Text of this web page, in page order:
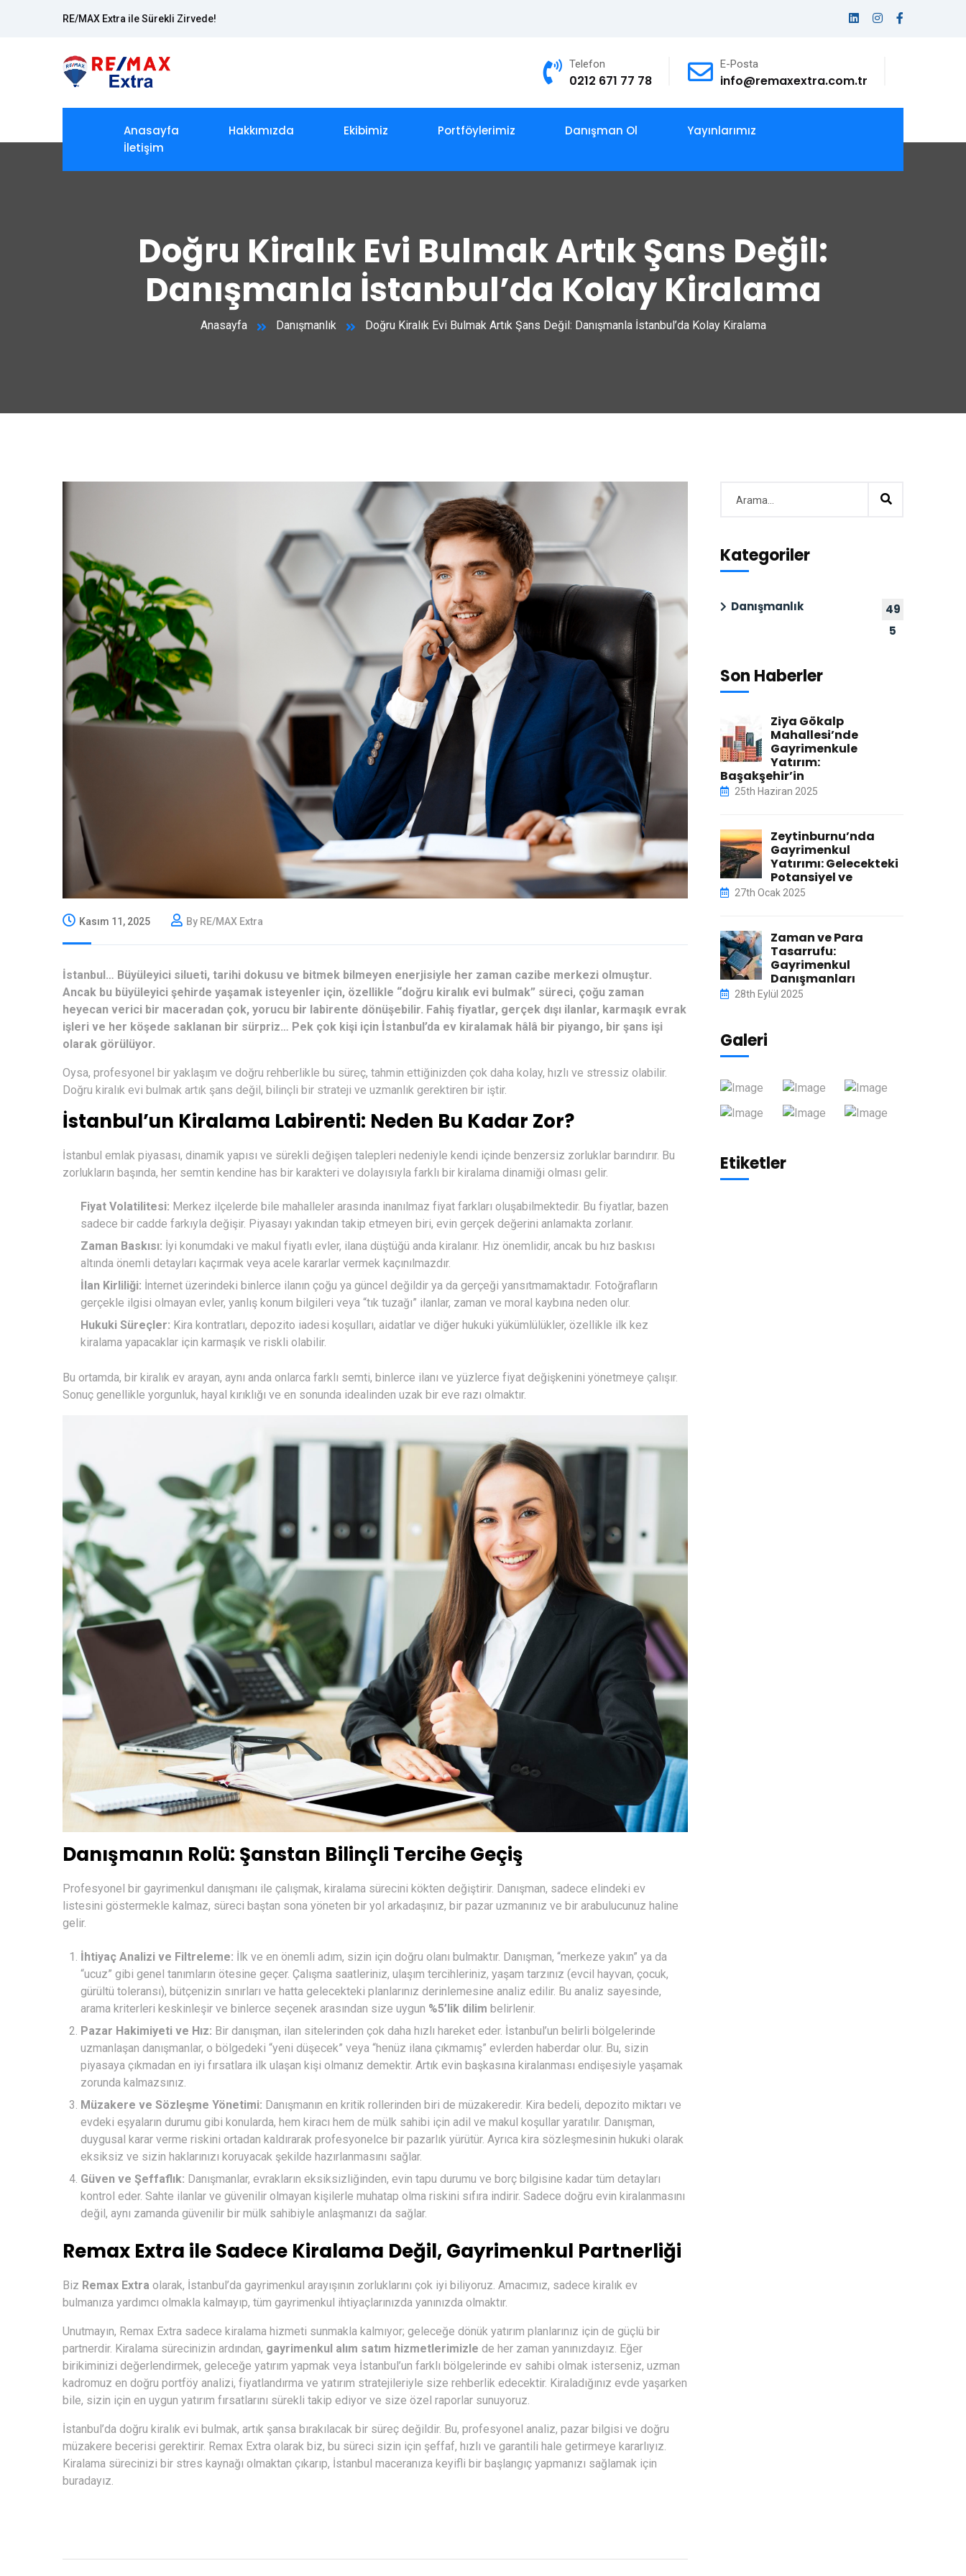
RE/MAX Extra ile Sürekli Zirvede!
Telefon
0212 671 77 78
E-Posta
info@remaxextra.com.tr
Anasayfa Hakkımızda Ekibimiz Portföylerimiz Danışman Ol
Yayınlarımız
İletişim
Doğru Kiralık Evi Bulmak Artık Şans Değil:
Danışmanla İstanbul’da Kolay Kiralama
Anasayfa Danışmanlık Doğru Kiralık Evi Bulmak Artık Şans Değil: Danışmanla İstanbul’da Kolay Kiralama
Kasım 11, 2025 By RE/MAX Extra
İstanbul… Büyüleyici silueti, tarihi dokusu ve bitmek bilmeyen enerjisiyle her zaman cazibe merkezi olmuştur.
Ancak bu büyüleyici şehirde yaşamak isteyenler için, özellikle “doğru kiralık evi bulmak” süreci, çoğu zaman
heyecan verici bir maceradan çok, yorucu bir labirente dönüşebilir. Fahiş fiyatlar, gerçek dışı ilanlar, karmaşık evrak
işleri ve her köşede saklanan bir sürpriz… Pek çok kişi için İstanbul’da ev kiralamak hâlâ bir piyango, bir şans işi
olarak görülüyor.
Oysa, profesyonel bir yaklaşım ve doğru rehberlikle bu süreç, tahmin ettiğinizden çok daha kolay, hızlı ve stressiz olabilir.
Doğru kiralık evi bulmak artık şans değil, bilinçli bir strateji ve uzmanlık gerektiren bir iştir.
İstanbul’un Kiralama Labirenti: Neden Bu Kadar Zor?
İstanbul emlak piyasası, dinamik yapısı ve sürekli değişen talepleri nedeniyle kendi içinde benzersiz zorluklar barındırır. Bu
zorlukların başında, her semtin kendine has bir karakteri ve dolayısıyla farklı bir kiralama dinamiği olması gelir.
Fiyat Volatilitesi: Merkez ilçelerde bile mahalleler arasında inanılmaz fiyat farkları oluşabilmektedir. Bu fiyatlar, bazen
sadece bir cadde farkıyla değişir. Piyasayı yakından takip etmeyen biri, evin gerçek değerini anlamakta zorlanır.
Zaman Baskısı: İyi konumdaki ve makul fiyatlı evler, ilana düştüğü anda kiralanır. Hız önemlidir, ancak bu hız baskısı
altında önemli detayları kaçırmak veya acele kararlar vermek kaçınılmazdır.
İlan Kirliliği: İnternet üzerindeki binlerce ilanın çoğu ya güncel değildir ya da gerçeği yansıtmamaktadır. Fotoğrafların
gerçekle ilgisi olmayan evler, yanlış konum bilgileri veya “tık tuzağı” ilanlar, zaman ve moral kaybına neden olur.
Hukuki Süreçler: Kira kontratları, depozito iadesi koşulları, aidatlar ve diğer hukuki yükümlülükler, özellikle ilk kez
kiralama yapacaklar için karmaşık ve riskli olabilir.
Bu ortamda, bir kiralık ev arayan, aynı anda onlarca farklı semti, binlerce ilanı ve yüzlerce fiyat değişkenini yönetmeye çalışır.
Sonuç genellikle yorgunluk, hayal kırıklığı ve en sonunda idealinden uzak bir eve razı olmaktır.
Danışmanın Rolü: Şanstan Bilinçli Tercihe Geçiş
Profesyonel bir gayrimenkul danışmanı ile çalışmak, kiralama sürecini kökten değiştirir. Danışman, sadece elindeki ev
listesini göstermekle kalmaz, süreci baştan sona yöneten bir yol arkadaşınız, bir pazar uzmanınız ve bir arabulucunuz haline
gelir.
İhtiyaç Analizi ve Filtreleme: İlk ve en önemli adım, sizin için doğru olanı bulmaktır. Danışman, “merkeze yakın” ya da
“ucuz” gibi genel tanımların ötesine geçer. Çalışma saatleriniz, ulaşım tercihleriniz, yaşam tarzınız (evcil hayvan, çocuk,
gürültü toleransı), bütçenizin sınırları ve hatta gelecekteki planlarınız derinlemesine analiz edilir. Bu analiz sayesinde,
arama kriterleri keskinleşir ve binlerce seçenek arasından size uygun %5’lik dilim belirlenir.
Pazar Hakimiyeti ve Hız: Bir danışman, ilan sitelerinden çok daha hızlı hareket eder. İstanbul’un belirli bölgelerinde
uzmanlaşan danışmanlar, o bölgedeki “yeni düşecek” veya “henüz ilana çıkmamış” evlerden haberdar olur. Bu, sizin
piyasaya çıkmadan en iyi fırsatlara ilk ulaşan kişi olmanız demektir. Artık evin başkasına kiralanması endişesiyle yaşamak
zorunda kalmazsınız.
Müzakere ve Sözleşme Yönetimi: Danışmanın en kritik rollerinden biri de müzakeredir. Kira bedeli, depozito miktarı ve
evdeki eşyaların durumu gibi konularda, hem kiracı hem de mülk sahibi için adil ve makul koşullar yaratılır. Danışman,
duygusal karar verme riskini ortadan kaldırarak profesyonelce bir pazarlık yürütür. Ayrıca kira sözleşmesinin hukuki olarak
eksiksiz ve sizin haklarınızı koruyacak şekilde hazırlanmasını sağlar.
Güven ve Şeffaflık: Danışmanlar, evrakların eksiksizliğinden, evin tapu durumu ve borç bilgisine kadar tüm detayları
kontrol eder. Sahte ilanlar ve güvenilir olmayan kişilerle muhatap olma riskini sıfıra indirir. Sadece doğru evin kiralanmasını
değil, aynı zamanda güvenilir bir mülk sahibiyle anlaşmanızı da sağlar.
Remax Extra ile Sadece Kiralama Değil, Gayrimenkul Partnerliği
Biz Remax Extra olarak, İstanbul’da gayrimenkul arayışının zorluklarını çok iyi biliyoruz. Amacımız, sadece kiralık ev
bulmanıza yardımcı olmakla kalmayıp, tüm gayrimenkul ihtiyaçlarınızda yanınızda olmaktır.
Unutmayın, Remax Extra sadece kiralama hizmeti sunmakla kalmıyor; geleceğe dönük yatırım planlarınız için de güçlü bir
partnerdir. Kiralama sürecinizin ardından, gayrimenkul alım satım hizmetlerimizle de her zaman yanınızdayız. Eğer
birikiminizi değerlendirmek, geleceğe yatırım yapmak veya İstanbul’un farklı bölgelerinde ev sahibi olmak isterseniz, uzman
kadromuz en doğru portföy analizi, fiyatlandırma ve yatırım stratejileriyle size rehberlik edecektir. Kiraladığınız evde yaşarken
bile, sizin için en uygun yatırım fırsatlarını sürekli takip ediyor ve size özel raporlar sunuyoruz.
İstanbul’da doğru kiralık evi bulmak, artık şansa bırakılacak bir süreç değildir. Bu, profesyonel analiz, pazar bilgisi ve doğru
müzakere becerisi gerektirir. Remax Extra olarak biz, bu süreci sizin için şeffaf, hızlı ve garantili hale getirmeye kararlıyız.
Kiralama sürecinizi bir stres kaynağı olmaktan çıkarıp, İstanbul maceranıza keyifli bir başlangıç yapmanızı sağlamak için
buradayız.
Kategoriler
Danışmanlık
49
5
Son Haberler
Ziya Gökalp
Mahallesi’nde
Gayrimenkule
Yatırım:
Başakşehir’in
25th Haziran 2025
Zeytinburnu’nda
Gayrimenkul
Yatırımı: Gelecekteki
Potansiyel ve
27th Ocak 2025
Zaman ve Para
Tasarrufu:
Gayrimenkul
Danışmanları
28th Eylül 2025
Galeri
Etiketler